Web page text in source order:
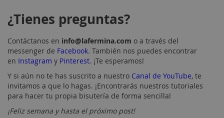
¿Tienes preguntas?
Contáctanos en info@lafermina.com o a través del
messenger de Facebook. También nos puedes encontrar
en Instagram y Pinterest. ¡Te esperamos!
Y si aún no te has suscrito a nuestro Canal de YouTube, te
invitamos a que lo hagas. ¡Encontrarás nuestros tutoriales
para hacer tu propia bisutería de forma sencilla!
¡Feliz semana y hasta el próximo post!